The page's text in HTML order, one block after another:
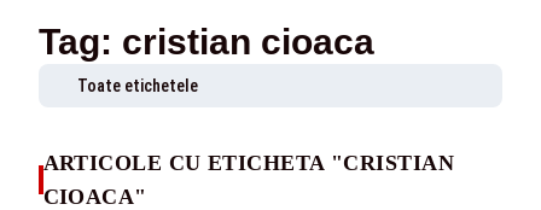
Tag: cristian cioaca
Toate etichetele
ARTICOLE CU ETICHETA "CRISTIAN
CIOACA"